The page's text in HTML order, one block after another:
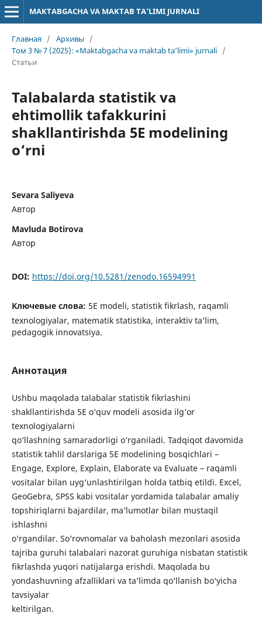
MAKTABGACHA VA MAKTAB TA’LIMI JURNALI
Главная / Архивы
/
Том 3 № 7 (2025): «Maktabgacha va maktab ta’limi» jurnali /
Статьи
Talabalarda statistik va
ehtimollik tafakkurini
shakllantirishda 5E modelining
o‘rni
Sevara Saliyeva
Автор
Mavluda Botirova
Автор
DOI: https://doi.org/10.5281/zenodo.16594991
Ключевые слова: 5E modeli, statistik fikrlash, raqamli
texnologiyalar, matematik statistika, interaktiv ta’lim,
pedagogik innovatsiya.
Аннотация
Ushbu maqolada talabalar statistik fikrlashini
shakllantirishda 5E o‘quv modeli asosida ilg‘or
texnologiyalarni
qo‘llashning samaradorligi o‘rganiladi. Tadqiqot davomida
statistik tahlil darslariga 5E modelining bosqichlari –
Engage, Explore, Explain, Elaborate va Evaluate – raqamli
vositalar bilan uyg‘unlashtirilgan holda tatbiq etildi. Excel,
GeoGebra, SPSS kabi vositalar yordamida talabalar amaliy
topshiriqlarni bajardilar, ma’lumotlar bilan mustaqil
ishlashni
o‘rgandilar. So‘rovnomalar va baholash mezonlari asosida
tajriba guruhi talabalari nazorat guruhiga nisbatan statistik
fikrlashda yuqori natijalarga erishdi. Maqolada bu
yondashuvning afzalliklari va ta’limda qo‘llanish bo‘yicha
tavsiyalar
keltirilgan.